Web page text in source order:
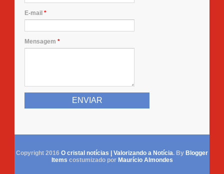
E-mail *
Mensagem *
Copyright 2016 O cristal notícias | Valorizando a Notícia. By Blogger
Items costumizado por Maurício Almondes